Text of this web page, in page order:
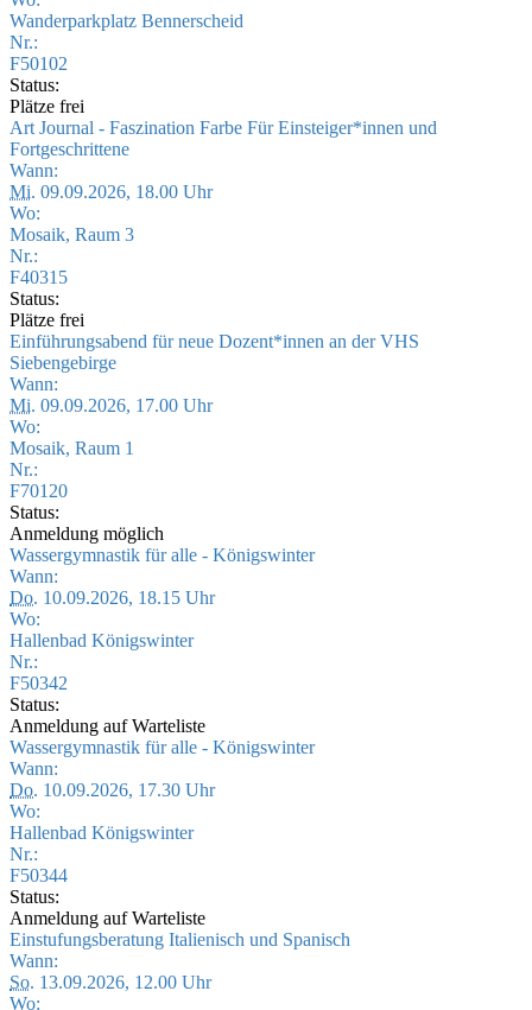
Wanderparkplatz Bennerscheid
Nr.:
F50102
Status:
Plätze frei
Art Journal - Faszination Farbe Für Einsteiger*innen und
Fortgeschrittene
Wann:
Mi. 09.09.2026, 18.00 Uhr
Wo:
Mosaik, Raum 3
Nr.:
F40315
Status:
Plätze frei
Einführungsabend für neue Dozent*innen an der VHS
Siebengebirge
Wann:
Mi. 09.09.2026, 17.00 Uhr
Wo:
Mosaik, Raum 1
Nr.:
F70120
Status:
Anmeldung möglich
Wassergymnastik für alle - Königswinter
Wann:
Do. 10.09.2026, 18.15 Uhr
Wo:
Hallenbad Königswinter
Nr.:
F50342
Status:
Anmeldung auf Warteliste
Wassergymnastik für alle - Königswinter
Wann:
Do. 10.09.2026, 17.30 Uhr
Wo:
Hallenbad Königswinter
Nr.:
F50344
Status:
Anmeldung auf Warteliste
Einstufungsberatung Italienisch und Spanisch
Wann:
So. 13.09.2026, 12.00 Uhr
Wo: